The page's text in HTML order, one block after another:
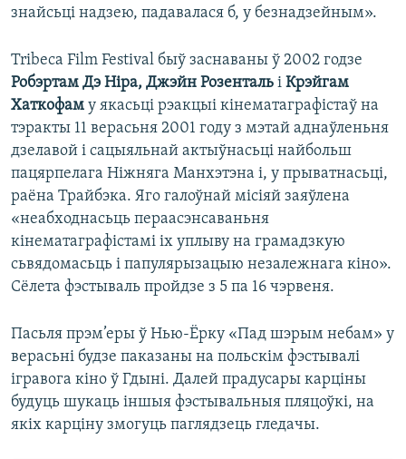
знайсьці надзею, падавалася б, у безнадзейным».
Tribeca Film Festival быў заснаваны ў 2002 годзе
Робэртам Дэ Ніра, Джэйн Розенталь і Крэйгам
Хаткофам у якасьці рэакцыі кінематаграфістаў на
тэракты 11 верасьня 2001 году з мэтай аднаўленьня
дзелавой і сацыяльнай актыўнасьці найбольш
пацярпелага Ніжняга Манхэтэна і, у прыватнасьці,
раёна Трайбэка. Яго галоўнай місіяй заяўлена
«неабходнасьць пераасэнсаваньня
кінематаграфістамі іх уплыву на грамадзкую
сьвядомасьць і папулярызацыю незалежнага кіно».
Сёлета фэстываль пройдзе з 5 па 16 чэрвеня.
Пасьля прэм’еры ў Нью-Ёрку «Пад шэрым небам» у
верасьні будзе паказаны на польскім фэстывалі
ігравога кіно ў Гдыні. Далей прадусары карціны
будуць шукаць іншыя фэстывальныя пляцоўкі, на
якіх карціну змогуць паглядзець гледачы.